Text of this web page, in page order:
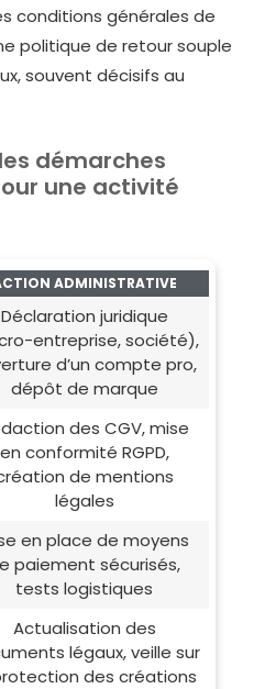
conditions générales de
politique de retour souple
souvent décisifs au
démarches
une activité
ADMINISTRATIVE
Déclaration juridique
entreprise, société),
d’un compte pro,
dépôt de marque
des CGV, mise
en conformité RGPD,
de mentions
légales
en place de moyens
paiement sécurisés,
tests logistiques
Actualisation des
légaux, veille sur
des créations